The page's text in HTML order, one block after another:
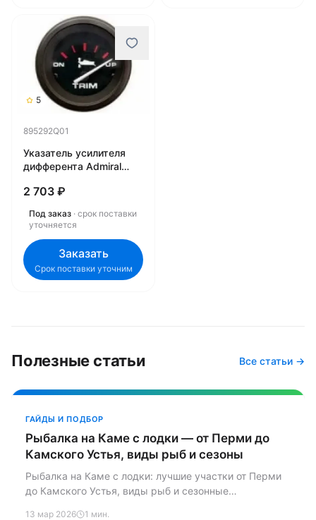
5
895292Q01
Указатель усилителя
дифферента Admiral
2 703 ₽
Под заказ · срок поставки
уточняется
Заказать
Срок поставки уточним
Полезные статьи Все статьи →
ГАЙДЫ И ПОДБОР
Рыбалка на Каме с лодки — от Перми до
Камского Устья, виды рыб и сезоны
Рыбалка на Каме с лодки: лучшие участки от Перми
до Камского Устья, виды рыб и сезонные
13 мар 2026 1 мин.